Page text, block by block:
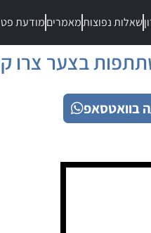
שאלות נפוצותמאמריםמודעת
בצער צרו
בוואטסאפ